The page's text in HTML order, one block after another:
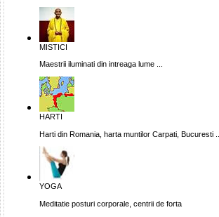
MISTICI
Maestrii iluminati din intreaga lume ...
HARTI
Harti din Romania, harta muntilor Carpati, Bucuresti ...
YOGA
Meditatie posturi corporale, centrii de forta